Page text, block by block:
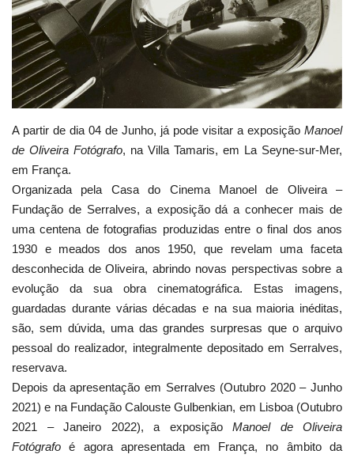
Estatuto Editorial
Saúde
Ficha técnica
Cultura
Lazer
Ambiente
A partir de dia 04 de Junho, já pode visitar a exposição Manoel
de Oliveira Fotógrafo, na Villa Tamaris, em La Seyne-sur-Mer,
em França.
Organizada pela Casa do Cinema Manoel de Oliveira –
Fundação de Serralves, a exposição dá a conhecer mais de
uma centena de fotografias produzidas entre o final dos anos
1930 e meados dos anos 1950, que revelam uma faceta
desconhecida de Oliveira, abrindo novas perspectivas sobre a
evolução da sua obra cinematográfica. Estas imagens,
guardadas durante várias décadas e na sua maioria inéditas,
são, sem dúvida, uma das grandes surpresas que o arquivo
pessoal do realizador, integralmente depositado em Serralves,
reservava.
Depois da apresentação em Serralves (Outubro 2020 – Junho
2021) e na Fundação Calouste Gulbenkian, em Lisboa (Outubro
2021 – Janeiro 2022), a exposição Manoel de Oliveira
Fotógrafo é agora apresentada em França, no âmbito da